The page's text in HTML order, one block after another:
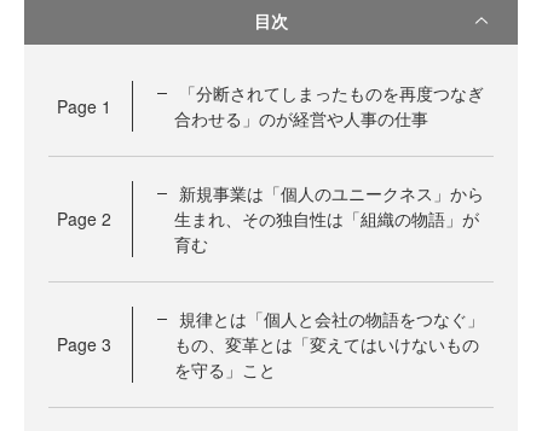
目次
Page 1
「分断されてしまったものを再度つなぎ
合わせる」のが経営や人事の仕事
Page 2
新規事業は「個人のユニークネス」から
生まれ、その独自性は「組織の物語」が
育む
Page 3
規律とは「個人と会社の物語をつなぐ」
もの、変革とは「変えてはいけないもの
を守る」こと